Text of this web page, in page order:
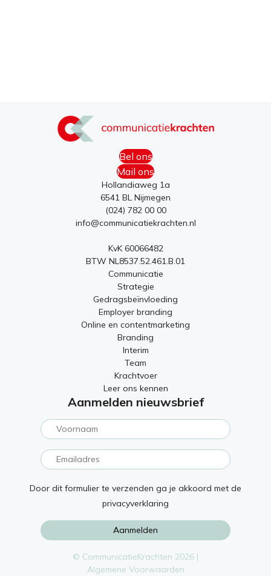
Bel ons
Mail ons
Hollandiaweg 1a
6541 BL Nijmegen
(024) 782 00 00
info@communicatiekrachten.nl
KvK 60066482
BTW NL8537.52.461.B.01
Communicatie
Strategie
Gedragsbeïnvloeding
Employer branding
Online en contentmarketing
Branding
Interim
Team
Krachtvoer
Leer ons kennen
Aanmelden nieuwsbrief
Door dit formulier te verzenden ga je akkoord met de
privacyverklaring
© CommunicatieKrachten 2026 |
Algemene Voorwaarden